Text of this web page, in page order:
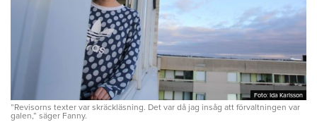
Foto: Ida Karlsson
Foto: Ida Karlsson
”Revisorns texter var skräckläsning. Det var då jag insåg att förvaltningen var
galen,” säger Fanny.